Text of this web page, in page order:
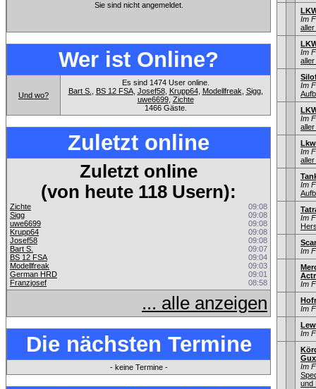
Sie sind nicht angemeldet.
Wer ist Online?
Und wo?
Es sind 1474 User online.
Bart S.
BS 12 FSA, Josef58, Krupp64, Modellfreak Sigg,
uwe6699, Zichte
1466 Gäste.
Zuletzt online
Zuletzt online
(von heute 118 Usern):
Zichte
09:08
Sigg
09:08
uwe6699
09:08
Krupp64
09:08
Josef58
09:08
Bart S.
09:07
BS 12 FSA
09:04
Modellfreak
09:03
German HRD
09:01
Franzjosef
08:58
... alle anzeigen
Die nächsten Termine
- keine Termine -
Im
aller
Im
aller
Im
Im
aller
Im
aller
Im
Im
Im
Im
Im
Im
Im
und